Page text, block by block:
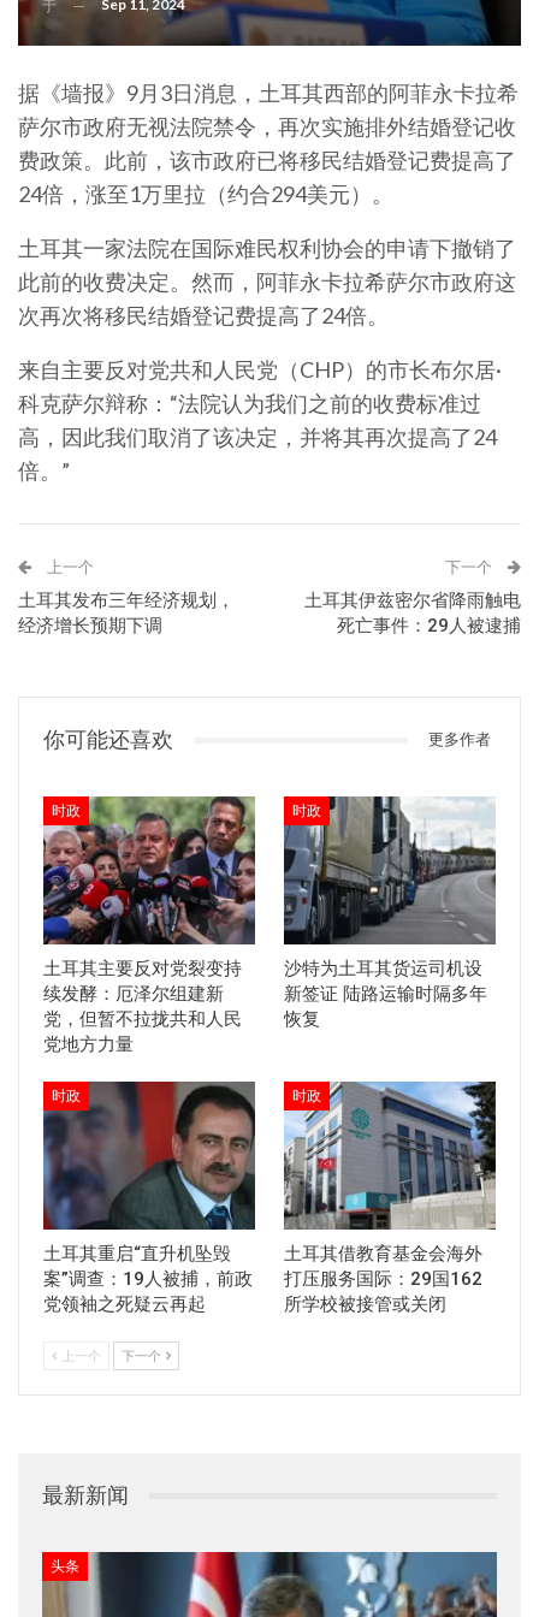
于 Sep 11, 2024
据《墙报》9月3日消息，土耳其西部的阿菲永卡拉希
萨尔市政府无视法院禁令，再次实施排外结婚登记收
费政策。此前，该市政府已将移民结婚登记费提高了
24倍，涨至1万里拉（约合294美元）。
土耳其一家法院在国际难民权利协会的申请下撤销了
此前的收费决定。然而，阿菲永卡拉希萨尔市政府这
次再次将移民结婚登记费提高了24倍。
来自主要反对党共和人民党（CHP）的市长布尔居·
科克萨尔辩称：“法院认为我们之前的收费标准过
高，因此我们取消了该决定，并将其再次提高了24
倍。”
上一个
土耳其发布三年经济规划，
经济增长预期下调
下一个
土耳其伊兹密尔省降雨触电
死亡事件：29人被逮捕
你可能还喜欢 更多作者
时政
土耳其主要反对党裂变持
续发酵：厄泽尔组建新
党，但暂不拉拢共和人民
党地方力量
时政
沙特为土耳其货运司机设
新签证 陆路运输时隔多年
恢复
时政
土耳其重启“直升机坠毁
案”调查：19人被捕，前政
党领袖之死疑云再起
时政
土耳其借教育基金会海外
打压服务国际：29国162
所学校被接管或关闭
上一个 下一个
最新新闻
头条